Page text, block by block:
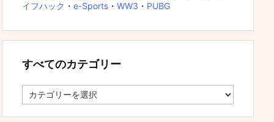
イフハック ・ e-Sports ・ WW3 ・ PUBG
すべてのカテゴリー
べ